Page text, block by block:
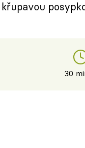
30